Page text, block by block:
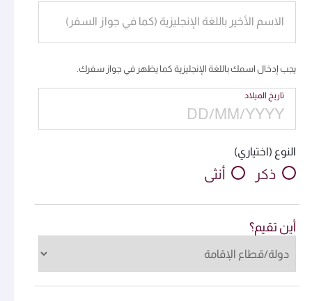
الاسم الأخير باللغة الإنجليزية (كما في جواز السفر)
يجب إدخال اسمك باللغة الإنجليزية كما يظهر في جواز سفرك.
تاريخ الميلاد
النوع (اختياري)
ذكر أنثى
أين تقيم؟